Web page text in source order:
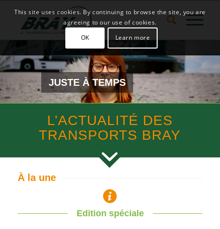
JUSTE À TEMPS
L’ACTUALITÉ DES
TRANSPORTS BRAY
À la une
Edition spéciale
This site uses cookies. By continuing to browse the site, you are
agreeing to our use of cookies.
OK
Learn more